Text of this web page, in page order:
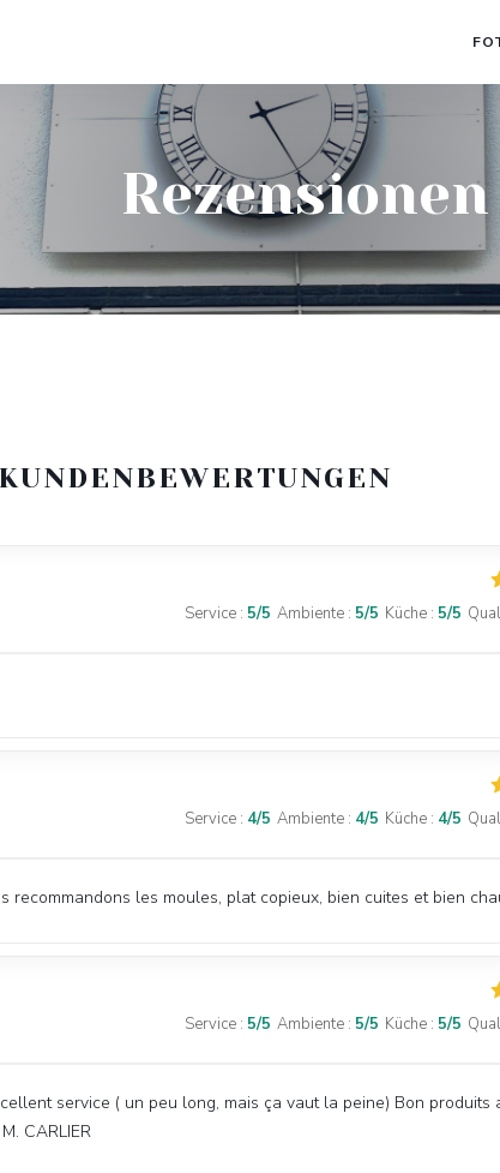
Rezensionen
Service : 5/5 Ambiente : 5/5 Küche : 5/5
Service : 4/5 Ambiente : 4/5 Küche : 4/5
recommandons les moules, plat copieux, bien cuites et bien
Service : 5/5 Ambiente : 5/5 Küche : 5/5
service ( un peu long, mais ça vaut la peine) Bon produits
CARLIER